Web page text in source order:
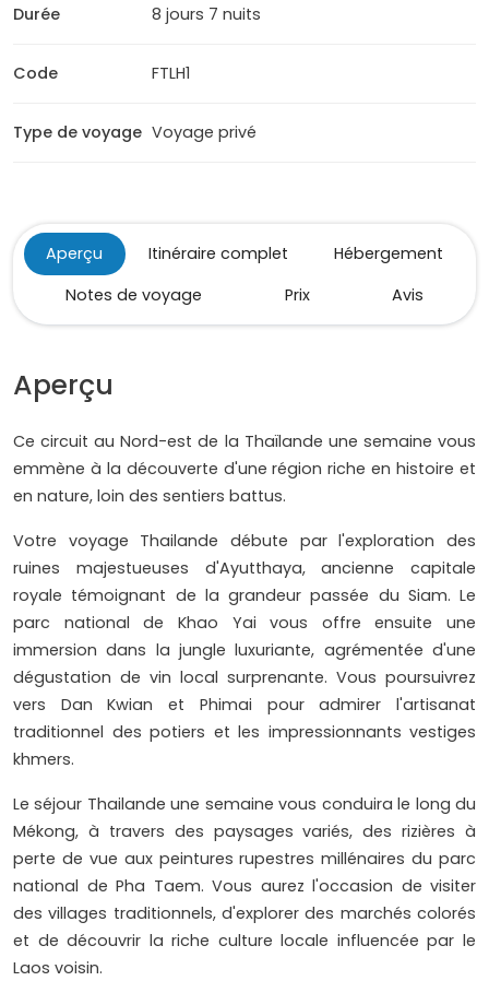
Durée 8 jours 7 nuits
Code FTLH1
Type de voyage Voyage privé
Aperçu Itinéraire complet
Hébergement
Notes de voyage
Prix Avis
Aperçu
Ce circuit au Nord-est de la Thaïlande une semaine vous
emmène à la découverte d'une région riche en histoire et
en nature, loin des sentiers battus.
Votre voyage Thailande débute par l'exploration des
ruines majestueuses d'Ayutthaya, ancienne capitale
royale témoignant de la grandeur passée du Siam. Le
parc national de Khao Yai vous offre ensuite une
immersion dans la jungle luxuriante, agrémentée d'une
dégustation de vin local surprenante. Vous poursuivrez
vers Dan Kwian et Phimai pour admirer l'artisanat
traditionnel des potiers et les impressionnants vestiges
khmers.
Le séjour Thailande une semaine vous conduira le long du
Mékong, à travers des paysages variés, des rizières à
perte de vue aux peintures rupestres millénaires du parc
national de Pha Taem. Vous aurez l'occasion de visiter
des villages traditionnels, d'explorer des marchés colorés
et de découvrir la riche culture locale influencée par le
Laos voisin.